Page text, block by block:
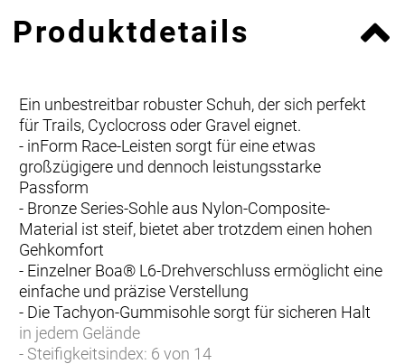
Produktdetails
Ein unbestreitbar robuster Schuh, der sich perfekt
für Trails, Cyclocross oder Gravel eignet.
- inForm Race-Leisten sorgt für eine etwas
großzügigere und dennoch leistungsstarke
Passform
- Bronze Series-Sohle aus Nylon-Composite-
Material ist steif, bietet aber trotzdem einen hohen
Gehkomfort
- Einzelner Boa® L6-Drehverschluss ermöglicht eine
einfache und präzise Verstellung
- Die Tachyon-Gummisohle sorgt für sicheren Halt
in jedem Gelände
- Steifigkeitsindex: 6 von 14